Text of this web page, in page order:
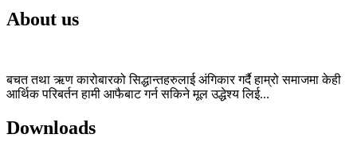
About us
बचत तथा ऋण कारोबारको सिद्धान्तहरुलाई अंगिकार गर्दै हाम्रो समाजमा केही
आर्थिक परिबर्तन हामी आफैबाट गर्न सकिने मूल उद्धेश्य लिई...
Downloads